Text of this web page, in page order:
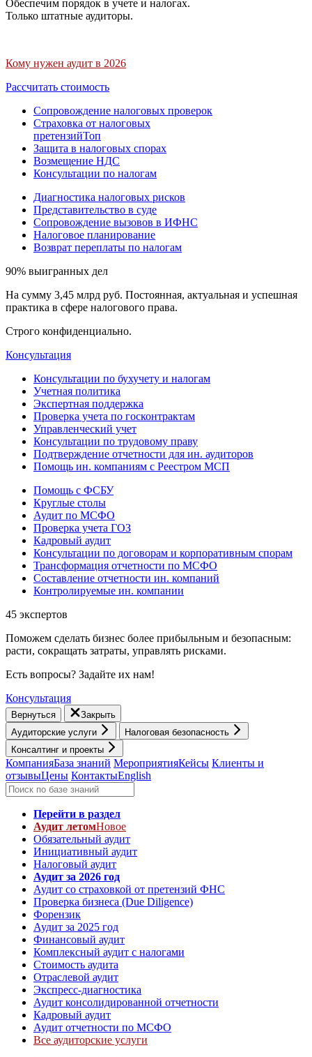
Обеспечим порядок в учете и налогах.
Только штатные аудиторы.
Кому нужен аудит в 2026
Рассчитать стоимость
Сопровождение налоговых проверок
Страховка от налоговых
претензийТоп
Защита в налоговых спорах
Возмещение НДС
Консультации по налогам
Диагностика налоговых рисков
Представительство в суде
Сопровождение вызовов в ИФНС
Налоговое планирование
Возврат переплаты по налогам
90% выигранных дел
На сумму 3,45 млрд руб. Постоянная, актуальная и успешная
практика в сфере налогового права.
Строго конфиденциально.
Консультация
Консультации по бухучету и налогам
Учетная политика
Экспертная поддержка
Проверка учета по госконтрактам
Управленческий учет
Консультации по трудовому праву
Подтверждение отчетности для ин. аудиторов
Помощь ин. компаниям с Реестром МСП
Помощь с ФСБУ
Круглые столы
Аудит по МСФО
Проверка учета ГОЗ
Кадровый аудит
Консультации по договорам и корпоративным спорам
Трансформация отчетности по МСФО
Составление отчетности ин. компаний
Контролируемые ин. компании
45 экспертов
Поможем сделать бизнес более прибыльным и безопасным:
расти, cокращать затраты, управлять рисками.
Есть вопросы? Задайте их нам!
Консультация
Вернуться
Закрыть
Аудиторские услуги
Налоговая безопасность
Консалтинг и проекты
КомпанияБаза знаний МероприятияКейсы Клиенты и
отзывыЦены КонтактыEnglish
Перейти в раздел
Аудит летомНовое
Обязательный аудит
Инициативный аудит
Налоговый аудит
Аудит за 2026 год
Аудит со страховкой от претензий ФНС
Проверка бизнеса (Due Diligence)
Форензик
Аудит за 2025 год
Финансовый аудит
Комплексный аудит с налогами
Стоимость аудита
Отраслевой аудит
Экспресс-диагностика
Аудит консолидированной отчетности
Кадровый аудит
Аудит отчетности по МСФО
Все аудиторские услуги